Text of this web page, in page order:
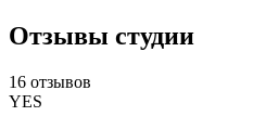
Отзывы студии
16 отзывов
YES